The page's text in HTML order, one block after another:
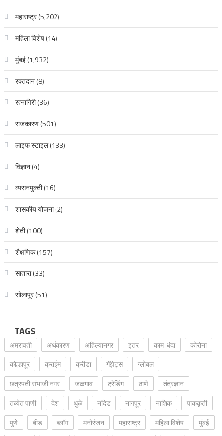
महाराष्ट्र(5,202)
महिला विशेष(14)
मुंबई(1,932)
रक्‍तदान(8)
रत्नागिरी(36)
राजकारण(501)
लाइफ स्टाइल(133)
विज्ञान(4)
व्यसनमुक्ती(16)
शासकीय योजना(2)
शेती(100)
शैक्षणिक(157)
सातारा(33)
सोलापूर(51)
TAGS
अमरावती अर्थकारण अहिल्यानगर इतर काम-धंदा
कोरोना
कोल्हापूर
क्राईम क्रीडा गॅझेट्स
ग्लोबल
छत्रपती संभाजी नगर
जळगाव ट्रेडिंग ठाणे
तंत्रज्ञान
तब्येत पाणी
देश धुळे नांदेड नागपूर नाशिक
पाककृती
पुणे
बीड ब्लॉग मनोरंजन महाराष्ट्र महिला विशेष
मुंबई